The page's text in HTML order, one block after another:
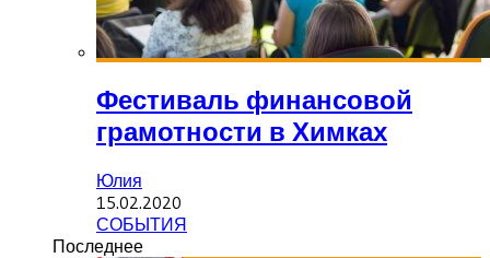
Фестиваль финансовой
грамотности в Химках
Юлия
15.02.2020
СОБЫТИЯ
Последнее